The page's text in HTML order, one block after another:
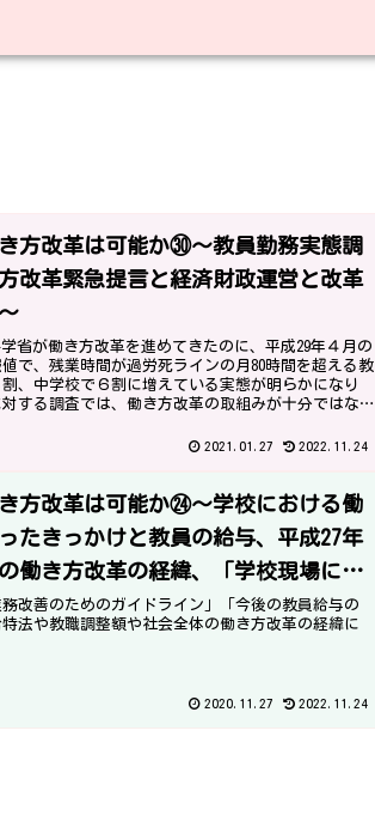
方改革は可能か㉚～教員勤務実態調
改革緊急提言と経済財政運営と改革
省が働き方改革を進めてきたのに、平成29年４月の
で、残業時間が過労死ラインの月80時間を超える教
、中学校で６割に増えている実態が明らかになり
する調査では、働き方改革の取組みが十分ではな
2021.01.27 2022.11.24
方改革は可能か㉔～学校における働
たきっかけと教員の給与、平成27年
働き方改革の経緯、「学校現場にお
めのガイドライン」～
務改善のためのガイドライン」「今後の教員給与の
法や教職調整額や社会全体の働き方改革の経緯に
2020.11.27 2022.11.24